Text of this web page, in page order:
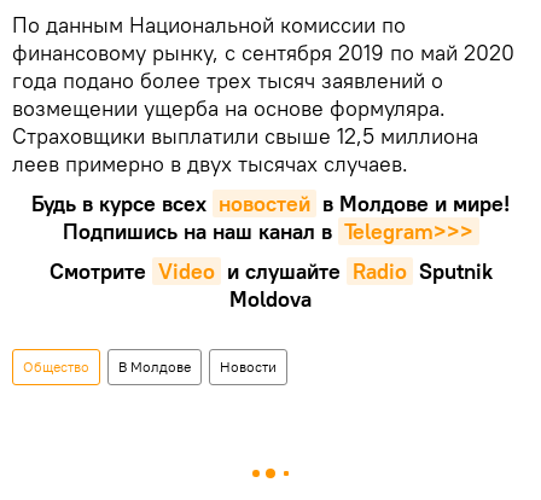
По данным Национальной комиссии по
финансовому рынку, с сентября 2019 по май 2020
года подано более трех тысяч заявлений о
возмещении ущерба на основе формуляра.
Страховщики выплатили свыше 12,5 миллиона
леев примерно в двух тысячах случаев.
Будь в курсе всех новостей в Молдове и мире!
Подпишись на наш канал в Telegram>>>
Смотрите Video и слушайте Radio Sputnik
Moldova
Общество В Молдове Новости